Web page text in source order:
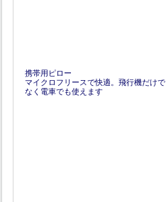
携帯用ピロー
マイクロフリースで快適。飛行機だけで
なく電車でも使えます